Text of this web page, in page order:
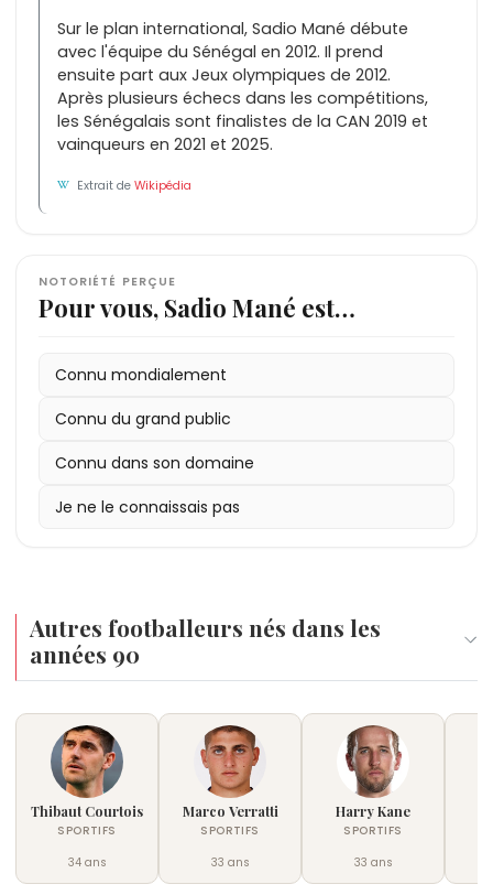
Sur le plan international, Sadio Mané débute
avec l'équipe du Sénégal en 2012. Il prend
ensuite part aux Jeux olympiques de 2012.
Après plusieurs échecs dans les compétitions,
les Sénégalais sont finalistes de la CAN 2019 et
vainqueurs en 2021 et 2025.
Extrait deWikipédia
NOTORIÉTÉ PERÇUE
Pour vous, Sadio Mané est…
Connu mondialement
Connu du grand public
Connu dans son domaine
Je ne le connaissais pas
Autres footballeurs nés dans les
années 90
Thibaut Courtois
SPORTIFS
34 ans
Marco Verratti
SPORTIFS
33 ans
Harry Kane
SPORTIFS
33 ans